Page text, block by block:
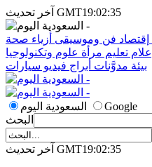
آخر تحديث GMT19:02:35
إقتصاد فن وموسيقى أزياء صحة
إعلام تعليم مرأة علوم وتكنولوجيا
بيئة مدوَّنات أبراج فيديو سيارات
السعودية اليوم
Google
البحث
آخر تحديث GMT19:02:35